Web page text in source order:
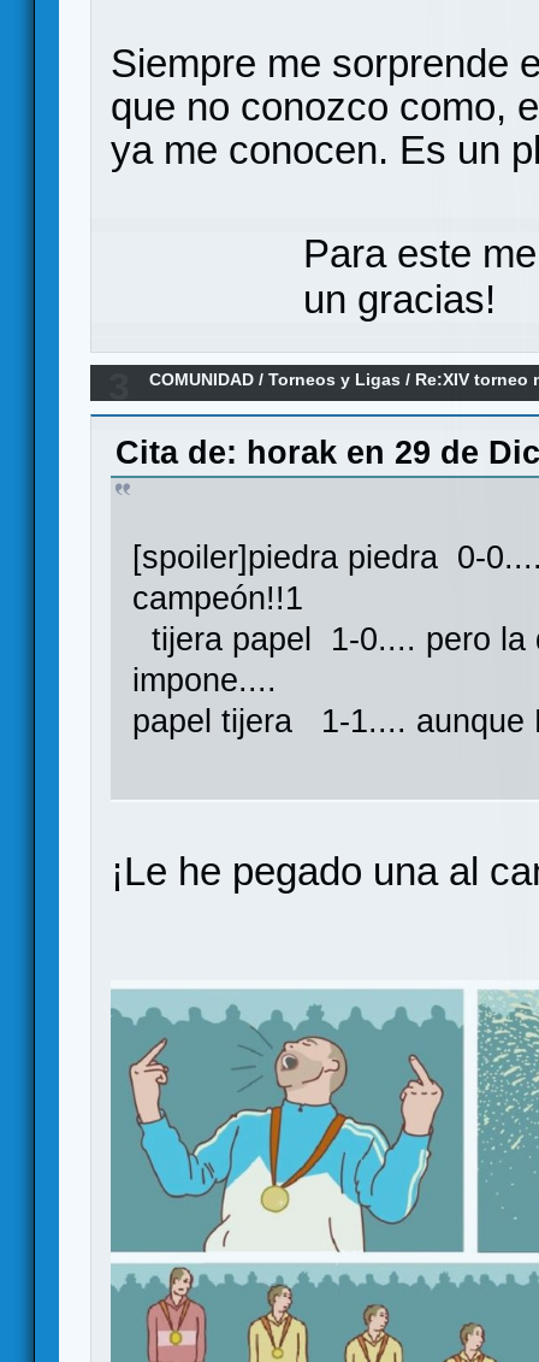
Siempre me sorprende
que no conozco como,
ya me conocen. Es un
Para este
un gracias!
COMUNIDAD /Torneos y Ligas / Re:XIV torneo
Cita de: horak en 29 de
[spoiler]piedra piedra 0-
campeón!!1
tijera papel 1-0.... pero la
impone....
papel tijera 1-1.... aunque
¡Le he pegado una al